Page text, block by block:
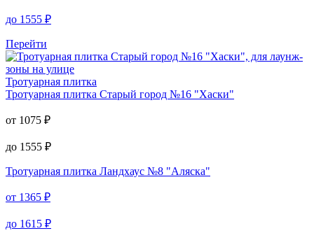
до 1555 ₽
Перейти
Тротуарная плитка
Тротуарная плитка Старый город №16 "Хаски"
от 1075 ₽
до 1555 ₽
Тротуарная плитка Ландхаус №8 "Аляска"
от 1365 ₽
до 1615 ₽